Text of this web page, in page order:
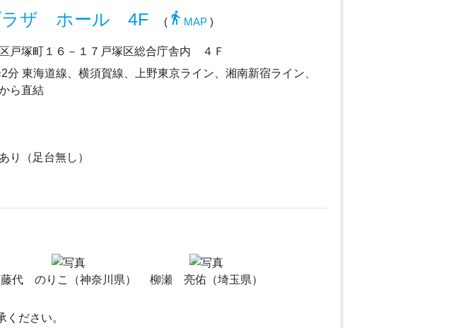
ラザ ホール 4F ( directions_walk MAP )
戸塚町１６－１７戸塚区総合庁舎内 ４Ｆ
東海道線、横須賀線、上野東京ライン、湘南新宿ライン、
ら直結
り（足台無し）
藤代 のりこ（神奈川県） 柳瀬 亮佑（埼玉県）
ださい。